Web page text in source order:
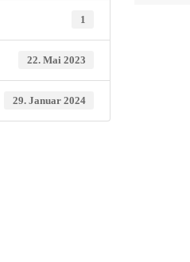
1
22. Mai 2023
29. Januar 2024